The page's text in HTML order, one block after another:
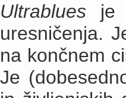
Ultrablues je
uresničenja.
na končnem
Je